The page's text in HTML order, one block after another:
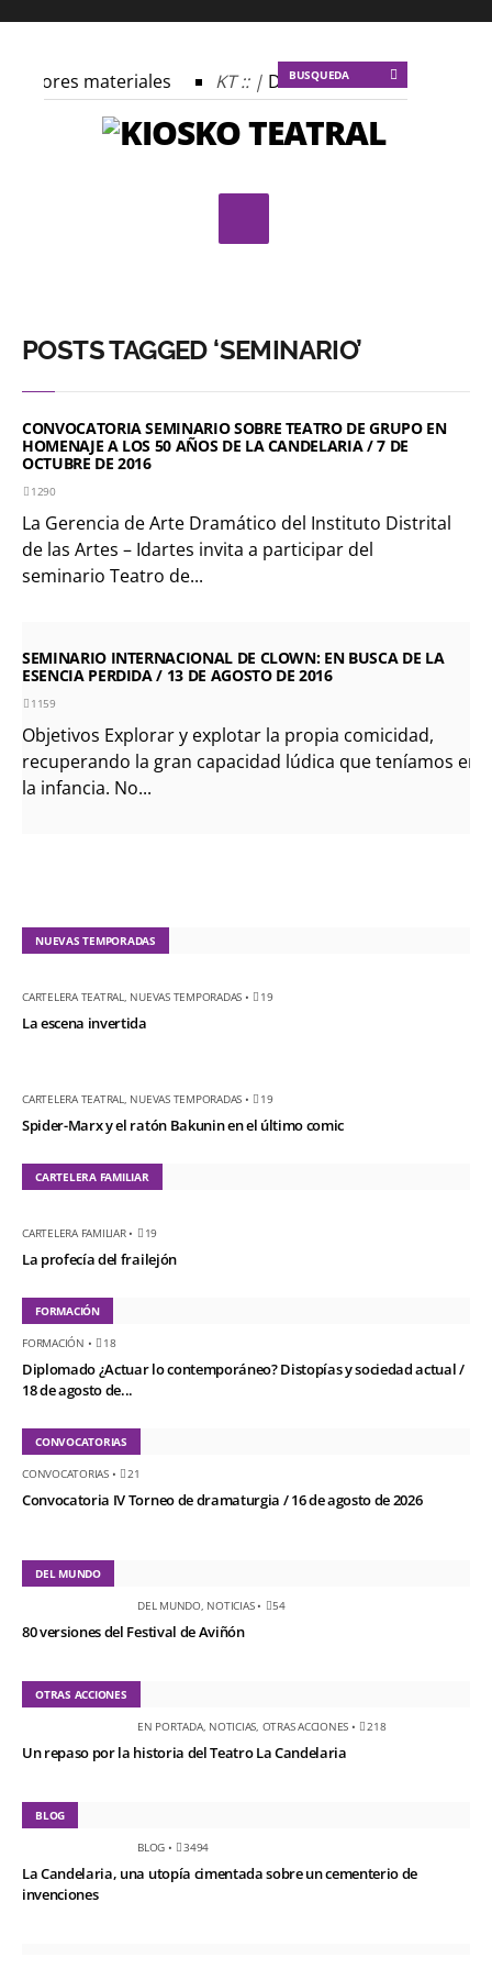
autores materiales KT :: | Dulce tentación
del frailejón
¿Actuar lo contemporáneo? Distopías y sociedad
POSTS TAGGED ‘SEMINARIO’
CONVOCATORIA SEMINARIO SOBRE TEATRO DE GRUPO EN
HOMENAJE A LOS 50 AÑOS DE LA CANDELARIA / 7 DE
OCTUBRE DE 2016
1290
La Gerencia de Arte Dramático del Instituto Distrital
de las Artes – Idartes invita a participar del
seminario Teatro de...
SEMINARIO INTERNACIONAL DE CLOWN: EN BUSCA DE LA
ESENCIA PERDIDA / 13 DE AGOSTO DE 2016
1159
Objetivos Explorar y explotar la propia comicidad,
recuperando la gran capacidad lúdica que teníamos en
la infancia. No...
NUEVAS TEMPORADAS
CARTELERA TEATRAL, NUEVAS TEMPORADAS • 19
La escena invertida
CARTELERA TEATRAL, NUEVAS TEMPORADAS • 19
Spider-Marx y el ratón Bakunin en el último comic
CARTELERA FAMILIAR
CARTELERA FAMILIAR• 19
La profecía del frailejón
FORMACIÓN
FORMACIÓN • 18
Diplomado ¿Actuar lo contemporáneo? Distopías y sociedad actual /
18 de agosto de...
CONVOCATORIAS
CONVOCATORIAS• 21
Convocatoria IV Torneo de dramaturgia / 16 de agosto de 2026
DEL MUNDO
DEL MUNDO, NOTICIAS• 54
80 versiones del Festival de Aviñón
OTRAS ACCIONES
EN PORTADA, NOTICIAS, OTRAS ACCIONES • 218
Un repaso por la historia del Teatro La Candelaria
BLOG
BLOG • 3494
La Candelaria, una utopía cimentada sobre un cementerio de
invenciones